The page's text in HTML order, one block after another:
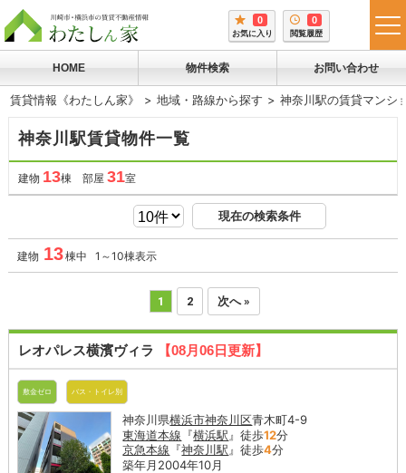
0
お気に入り
0
閲覧履歴
HOME 物件検索 お問い合わせ
賃貸情報《わたしん家》 地域・路線から探す 神奈川駅の賃貸マンシ
神奈川駅賃貸物件一覧
建物 13棟 部屋 31室
現在の検索条件
建物 13棟中 1～10棟表示
1 2 次へ »
レオパレス横濱ヴィラ 【08月06日更新】
敷金ゼロ バス・トイレ別
神奈川県横浜市神奈川区青木町4-9
東海道本線 『横浜駅 』徒歩12分
京急本線 『神奈川駅 』徒歩4分
築年月2004年10月